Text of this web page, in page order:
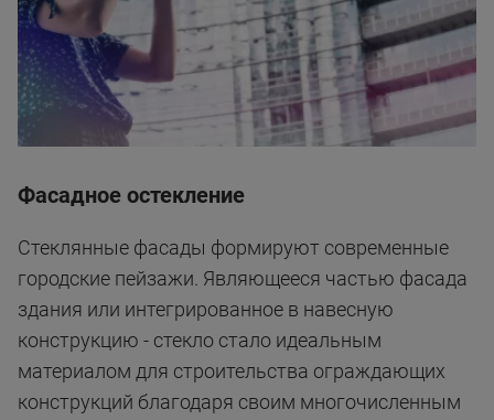
Фасадное остекление
Стеклянные фасады формируют современные
городские пейзажи. Являющееся частью фасада
здания или интегрированное в навесную
конструкцию - стекло стало идеальным
материалом для строительства ограждающих
конструкций благодаря своим многочисленным